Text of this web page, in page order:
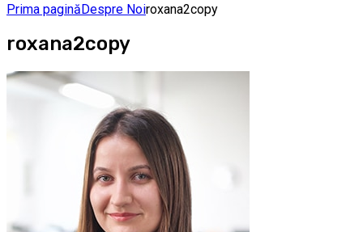
Prima paginăDespre Noiroxana2copy
roxana2copy